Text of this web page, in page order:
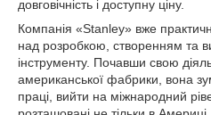
довговічність і доступну ціну.
Компанія «Stanley» вже
над розробкою, створенням та
інструменту. Почавши свою
американської фабрики, вона
праці, вийти на міжнародний